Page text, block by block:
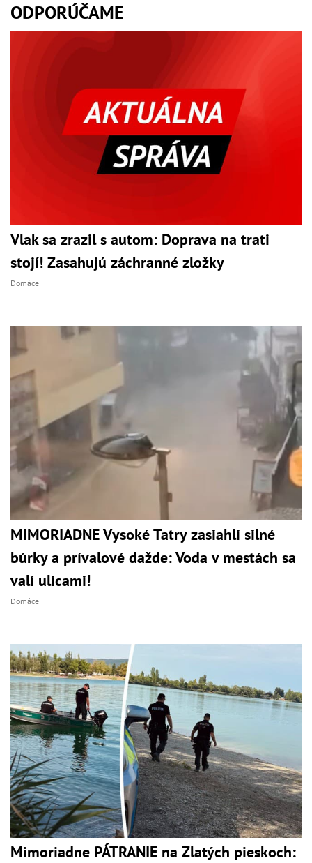
ODPORÚČAME
Vlak sa zrazil s autom: Doprava na trati
stojí! Zasahujú záchranné zložky
Domáce
MIMORIADNE Vysoké Tatry zasiahli silné
búrky a prívalové dažde: Voda v mestách sa
valí ulicami!
Domáce
Mimoriadne PÁTRANIE na Zlatých pieskoch: